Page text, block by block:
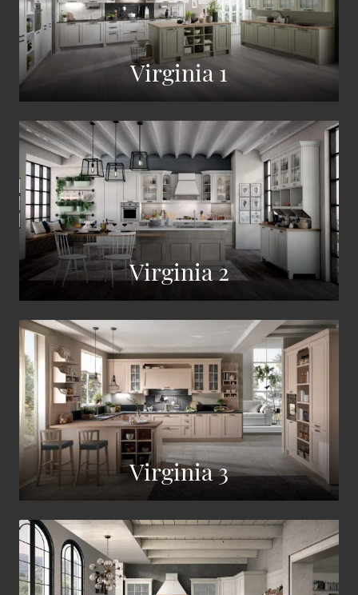
Virginia 1
Virginia 2
Virginia 3